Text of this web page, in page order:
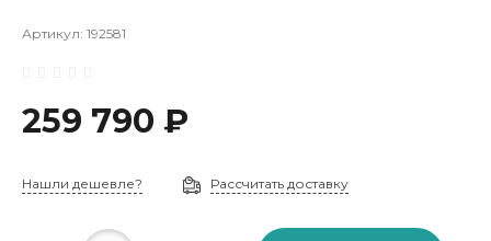
Артикул: 192581
259 790 ₽
Нашли дешевле? Рассчитать доставку